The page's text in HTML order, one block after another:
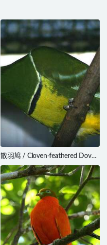
散羽鸠 / Cloven-feathered Dove /
Drepanoptila holosericea